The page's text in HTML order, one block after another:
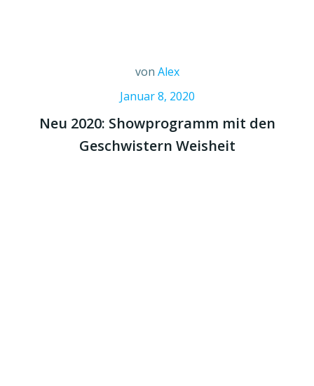
von Alex
Januar 8, 2020
Neu 2020: Showprogramm mit den
Geschwistern Weisheit